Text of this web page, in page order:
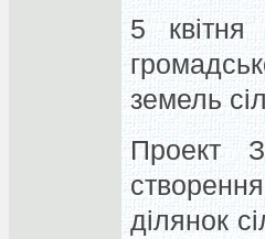
5
земель
Проект
ділянок